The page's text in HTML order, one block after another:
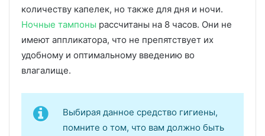
количеству капелек, но также для дня и ночи.
Ночные тампоны рассчитаны на 8 часов. Они не
имеют аппликатора, что не препятствует их
удобному и оптимальному введению во
влагалище.
Выбирая данное средство гигиены,
помните о том, что вам должно быть